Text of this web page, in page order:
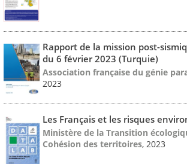
Rapport de la mission post-
du 6 février 2023 (Turquie)
Association française du génie
2023
Les Français et les risques
Ministère de la Transition
Cohésion des territoires, 2023